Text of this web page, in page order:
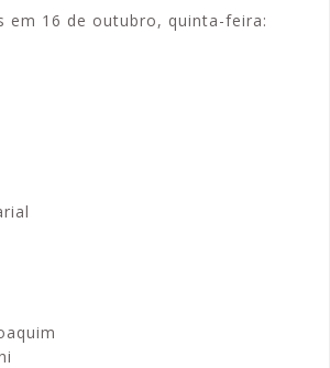
em 16 de outubro, quinta-feira: